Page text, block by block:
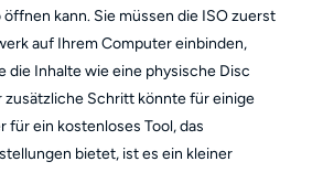
kann. Sie müssen die ISO zuerst
auf Ihrem Computer einbinden,
die Inhalte wie eine physische Disc
zusätzliche Schritt könnte für einige
für ein kostenloses Tool, das
bietet, ist es ein kleiner